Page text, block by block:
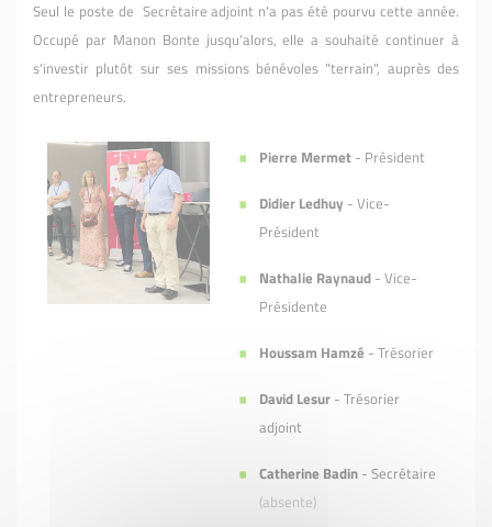
Seul le poste de Secrétaire adjoint n'a pas été pourvu cette année.
Occupé par Manon Bonte jusqu'alors, elle a souhaité continuer à
s'investir plutôt sur ses missions bénévoles "terrain", auprès des
entrepreneurs.
Pierre Mermet - Président
Didier Ledhuy - Vice-
Président
Nathalie Raynaud - Vice-
Présidente
Houssam Hamzé - Trésorier
David Lesur - Trésorier
adjoint
Catherine Badin - Secrétaire
(absente)